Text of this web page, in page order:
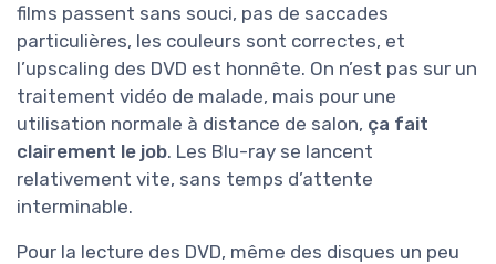
films passent sans souci, pas de saccades
particulières, les couleurs sont correctes, et
l’upscaling des DVD est honnête. On n’est pas sur un
traitement vidéo de malade, mais pour une
utilisation normale à distance de salon, ça fait
clairement le job. Les Blu-ray se lancent
relativement vite, sans temps d’attente
interminable.
Pour la lecture des DVD, même des disques un peu